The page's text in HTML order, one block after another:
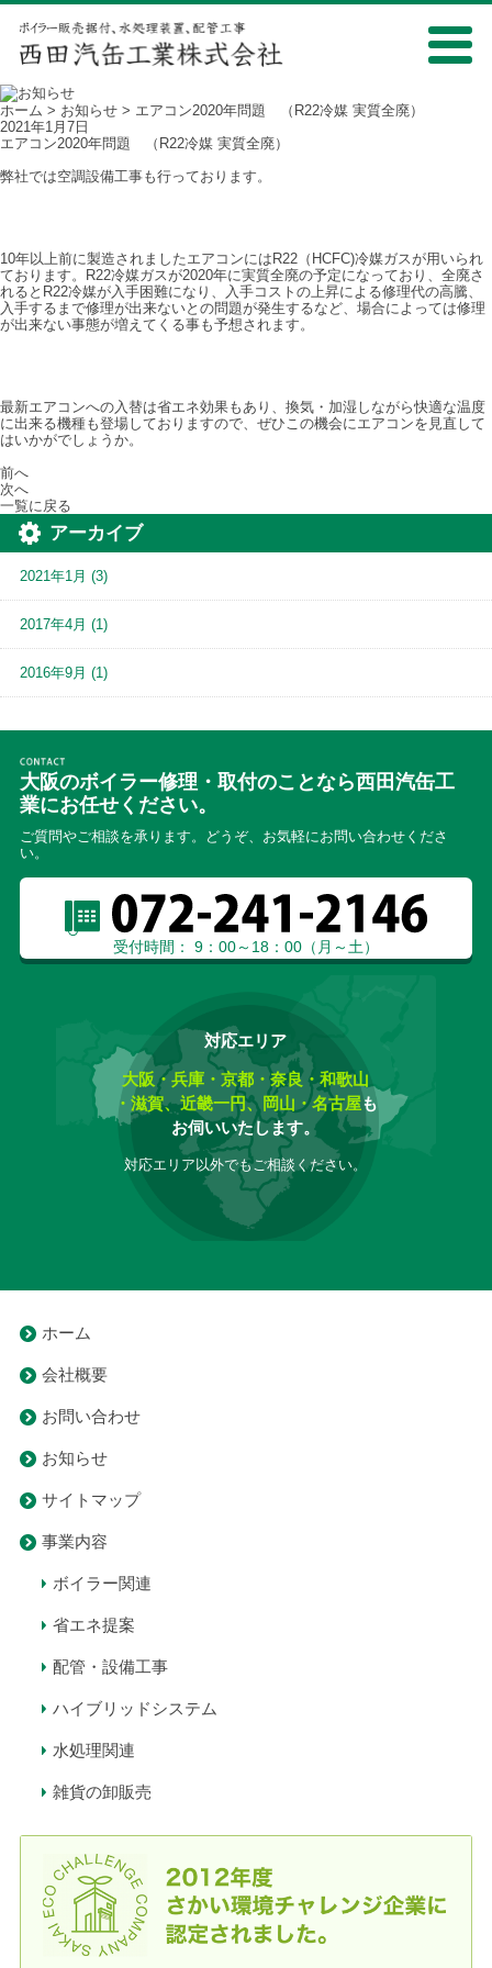
ホーム > お知らせ > エアコン2020年問題 （R22冷媒 実質全廃）
2021年1月7日
エアコン2020年問題 （R22冷媒 実質全廃）
弊社では空調設備工事も行っております。
10年以上前に製造されましたエアコンにはR22（HCFC)冷媒ガスが用いられ
ております。R22冷媒ガスが2020年に実質全廃の予定になっており、全廃さ
れるとR22冷媒が入手困難になり、入手コストの上昇による修理代の高騰、
入手するまで修理が出来ないとの問題が発生するなど、場合によっては修理
が出来ない事態が増えてくる事も予想されます。
最新エアコンへの入替は省エネ効果もあり、換気・加湿しながら快適な温度
に出来る機種も登場しておりますので、ぜひこの機会にエアコンを見直して
はいかがでしょうか。
前へ
次へ
一覧に戻る
アーカイブ
2021年1月 (3)
2017年4月 (1)
2016年9月 (1)
大阪のボイラー修理・取付のことなら西田汽缶工
業にお任せください。
ご質問やご相談を承ります。どうぞ、お気軽にお問い合わせくださ
い。
受付時間： 9：00～18：00（月～土）
対応エリア
大阪・兵庫・京都・奈良・和歌山
・滋賀、近畿一円、岡山・名古屋も
お伺いいたします。
対応エリア以外でもご相談ください。
ホーム
会社概要
お問い合わせ
お知らせ
サイトマップ
事業内容
ボイラー関連
省エネ提案
配管・設備工事
ハイブリッドシステム
水処理関連
雑貨の卸販売